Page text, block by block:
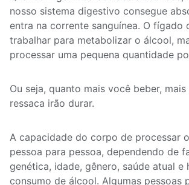
nosso sistema digestivo consegue
entra na corrente sanguínea. O fígado
trabalhar para metabolizar o álcool,
processar uma pequena quantidade
Ou seja, quanto mais você beber,
ressaca irão durar.
A capacidade do corpo de processar
pessoa para pessoa, dependendo de
genética, idade, gênero, saúde atual e
consumo de álcool. Algumas pessoas